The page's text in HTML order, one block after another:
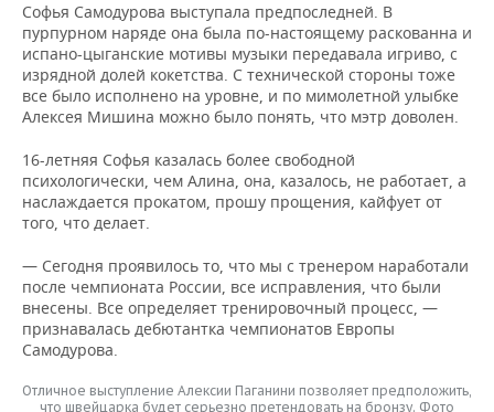
Софья Самодурова выступала предпоследней. В
пурпурном наряде она была по-настоящему раскованна и
испано-цыганские мотивы музыки передавала игриво, с
изрядной долей кокетства. С технической стороны тоже
все было исполнено на уровне, и по мимолетной улыбке
Алексея Мишина можно было понять, что мэтр доволен.
16-летняя Софья казалась более свободной
психологически, чем Алина, она, казалось, не работает, а
наслаждается прокатом, прошу прощения, кайфует от
того, что делает.
— Сегодня проявилось то, что мы с тренером наработали
после чемпионата России, все исправления, что были
внесены. Все определяет тренировочный процесс, —
признавалась дебютантка чемпионатов Европы
Самодурова.
Отличное выступление Алексии Паганини позволяет предположить,
что швейцарка будет серьезно претендовать на бронзу. Фото